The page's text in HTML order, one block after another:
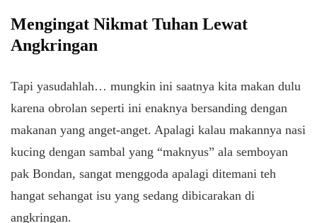
Mengingat Nikmat Tuhan Lewat
Angkringan
Tapi yasudahlah… mungkin ini saatnya kita makan dulu
karena obrolan seperti ini enaknya bersanding dengan
makanan yang anget-anget. Apalagi kalau makannya nasi
kucing dengan sambal yang “maknyus” ala semboyan
pak Bondan, sangat menggoda apalagi ditemani teh
hangat sehangat isu yang sedang dibicarakan di
angkringan.